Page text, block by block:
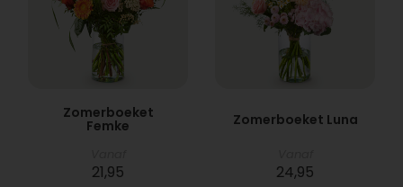
Zomerboeket
Femke
21,95
Zomerboeket Luna
24,95